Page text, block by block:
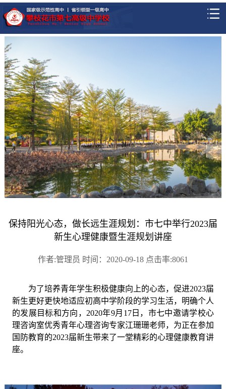
保持阳光心态，做长远生涯规划：市七中举行2023届
新生心理健康暨生涯规划讲座
作者:管理员 时间：2020-09-18 点击率:8061
为了培养青年学生积极健康向上的心态，促进2023届
新生更好更快地适应初高中学阶段的学习生活，明确个人
的发展目标和方向，2020年9月17日，市七中邀请学校心
理咨询室优秀青年心理咨询专家江珊珊老师，为正在参加
国防教育的2023届新生带来了一堂精彩的心理健康教育讲
座。